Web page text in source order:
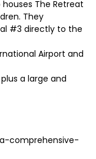
The Retreat
They
#3 directly to the
Airport and
a large and
comprehensive-